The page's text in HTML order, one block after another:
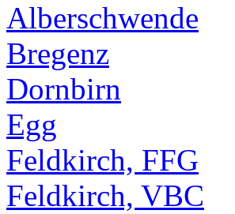
Alberschwende
Bregenz
Dornbirn
Egg
Feldkirch, FFG
Feldkirch, VBC